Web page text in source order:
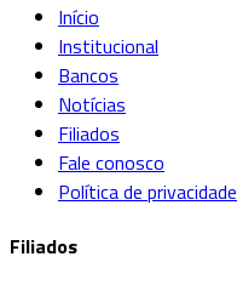
Início
Institucional
Bancos
Notícias
Filiados
Fale conosco
Política de privacidade
Filiados